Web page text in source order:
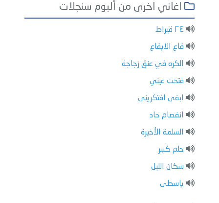
اغاني اخرى من ألبوم سنجلات
٢٤ قيراط
قاع الايقاع
الكره في عنق زجاجة
فتحت عيني
ابقى افتكرينى
انفصام حاد
السلمة الأخيرة
حلم كبير
سكان الليل
ياسطى